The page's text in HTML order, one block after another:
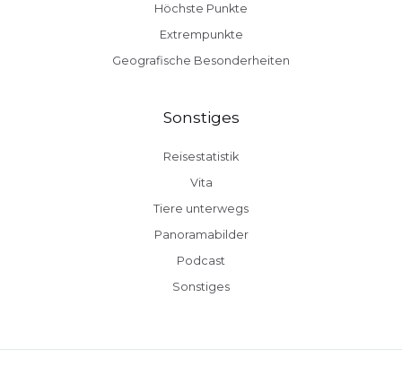
Höchste Punkte
Extrempunkte
Geografische Besonderheiten
Sonstiges
Reisestatistik
Vita
Tiere unterwegs
Panoramabilder
Podcast
Sonstiges